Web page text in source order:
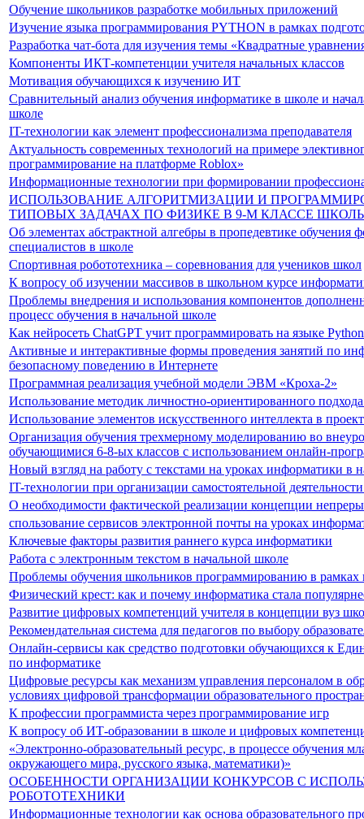
Обучение школьников разработке мобильных приложений
Изучение языка программирования PYTHON в рамках
Разработка чат-бота для изучения темы «Квадратные
Компоненты ИКТ-компетенции учителя начальных классов
Мотивация обучающихся к изучению ИТ
Сравнительный анализ обучения информатике в школе и
школе
IT-технологии как элемент профессионализма преподавателя
Актуальность современных технологий на примере
программирование на платформе Roblox»
Информационные технологии при формировании
ИСПОЛЬЗОВАНИЕ АЛГОРИТМИЗАЦИИ И
ТИПОВЫХ ЗАДАЧАХ ПО ФИЗИКЕ В 9-М КЛАССЕ
Об элементах абстрактной алгебры в пропедевтике
специалистов в школе
Спортивная робототехника – соревнования для учеников школ
К вопросу об изучении массивов в школьном курсе
Проблемы внедрения и использования компонентов
процесс обучения в начальной школе
Как нейросеть ChatGPT учит программировать на языке Python
Активные и интерактивные формы проведения занятий по
безопасному поведению в Интернете
Программная реализация учебной модели ЭВМ «Кроха-2»
Использование методик личностно-ориентированного
Использование элементов искусственного интеллекта в
Организация обучения трехмерному моделированию во
обучающимися 6-8-ых классов с использованием онлайн-
Новый взгляд на работу с текстами на уроках информатики в
IT-технологии при организации самостоятельной
О необходимости фактической реализации концепции
спользование сервисов электронной почты на уроках
Ключевые факторы развития раннего курса информатики
Работа с электронным текстом в начальной школе
Проблемы обучения школьников программированию в
Физический крест: как и почему информатика стала
Развитие цифровых компетенций учителя в концепции вуз
Рекомендательная система для педагогов по выбору
Онлайн-сервисы как средство подготовки обучающихся к
по информатике
Цифровые ресурсы как механизм управления персоналом в
условиях цифровой трансформации образовательного
К профессии программиста через программирование игр
К вопросу об ИТ-образовании в школе и цифровых
«Электронно-образовательный ресурс, в процессе обучения
окружающего мира, русского языка, математики)»
ОСОБЕННОСТИ ОРГАНИЗАЦИИ КОНКУРСОВ С
РОБОТОТЕХНИКИ
Информационные технологии как основа образовательного